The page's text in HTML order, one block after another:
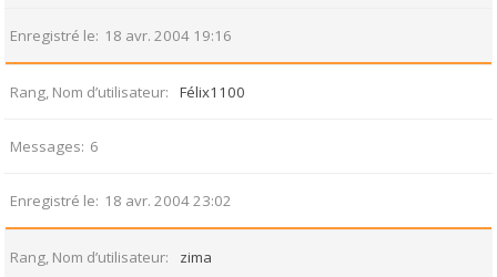
Enregistré le 18 avr. 2004 19:16
Rang, Nom d’utilisateur Félix1100
Messages 6
Enregistré le 18 avr. 2004 23:02
Rang, Nom d’utilisateur zima